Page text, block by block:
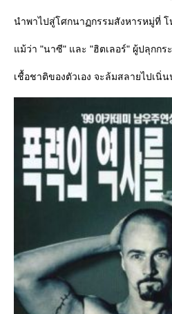
นำพาไปสู่โศกนาฏกรรมสังหารหมู่ที่
ม้ว่า "นาซี" และ "ฮิตเลอร์" ผู้ปลุกกร
เชื้อชาติของตัวเอง จะล้มสลายไปเนิ่